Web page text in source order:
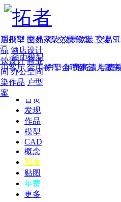
首页
发现
年费 作品 图纸 交易 软装 工装
年费版块
费图纸 年费户型 年费高清 年费
作品
别墅 国外
酒店设计
设计 商业
办公空间
作品 户型
模型
模型 交易家装 交易软装 交易
金币模型
客厅 金币餐厅 金币卧室 儿童房
CAD
概念
图库
贴图
年费
更多